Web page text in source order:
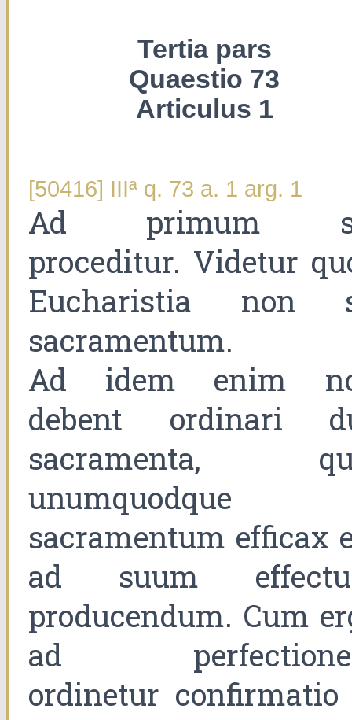
Tertia pars
Quaestio 73
Articulus 1
[50416] IIIª q. 73 a. 1 arg. 1
Ad primum
proceditur. Videtur
Eucharistia non
sacramentum.
Ad idem enim
debent ordinari
sacramenta,
unumquodque
sacramentum efficax
ad suum
producendum. Cum
ad
ordinetur confirmatio